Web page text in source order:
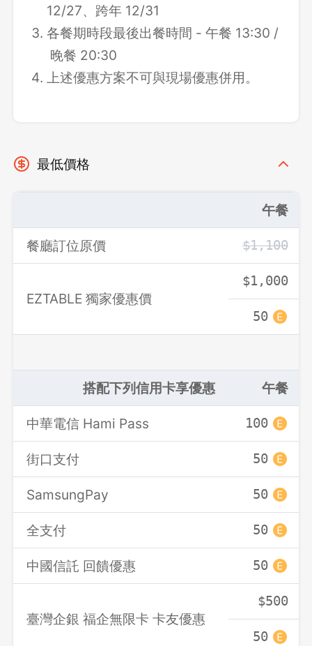
12/27、跨年 12/31
各餐期時段最後出餐時間 - 午餐 13:30 /
晚餐 20:30
上述優惠方案不可與現場優惠併用。
最低價格
午餐
餐廳訂位原價 $1,100
EZTABLE 獨家優惠價
$1,000
50
搭配下列信用卡享優惠 午餐
中華電信 Hami Pass 100
街口支付 50
SamsungPay 50
全支付 50
中國信託 回饋優惠 50
臺灣企銀 福企無限卡 卡友優惠
$500
50
確定要登出嗎？